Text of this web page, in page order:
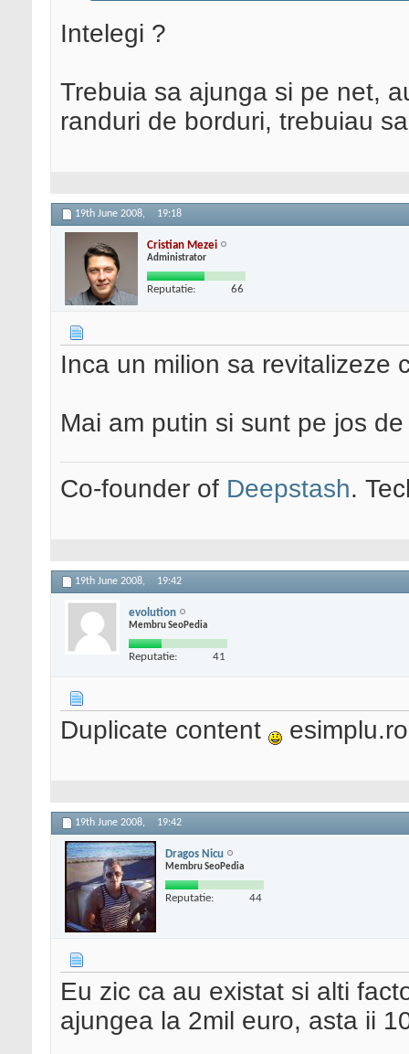
Intelegi ?
Trebuia sa ajunga si pe net,
randuri de borduri, trebuiau
19th June 2008, 19:18
Cristian Mezei
Administrator
Reputatie: 66
Inca un milion sa revitalizeze
Mai am putin si sunt pe jos
Co-founder of Deepstash.
19th June 2008, 19:42
evolution
Membru SeoPedia
Reputatie: 41
Duplicate content esimplu.ro
19th June 2008, 19:42
Dragos Nicu
Membru SeoPedia
Reputatie: 44
Eu zic ca au existat si alti
ajungea la 2mil euro, asta ii